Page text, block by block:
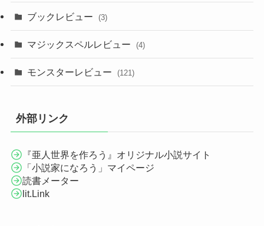
ブックレビュー (3)
マジックスペルレビュー (4)
モンスターレビュー (121)
外部リンク
『亜人世界を作ろう』オリジナル小説サイト
「小説家になろう」マイページ
読書メーター
lit.Link